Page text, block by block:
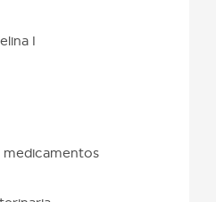
I
medicamentos